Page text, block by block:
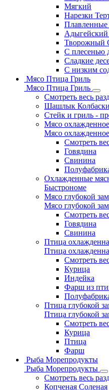
Мягкий
Нарезки
Творожный
С плесенью
Сладкие
С низким
Мясо Птица Гриль
Мясо Птица Гриль
Смотреть весь
Шашлык
Стейк и гриль -
Мясо охлажденное
Мясо охлажденное
Смотреть
Говядина
Свинина
Охлажденные
Быстрономе
Мясо глубокой
Мясо глубокой
Смотреть
Говядина
Свинина
Птица
Птица
Смотреть
Курица
Индейка
Фарш из
Птица глубокой
Птица глубокой
Смотреть
Курица
Птица
Фарш
Рыба Морепродукты
Рыба Морепродукты
Смотреть весь
Копченая Соленая